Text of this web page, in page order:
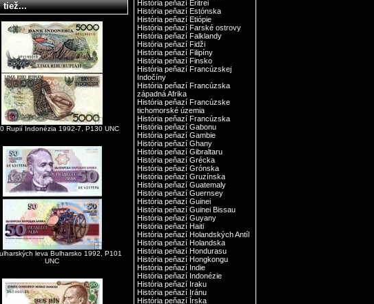
tiež...
Rupií Indonézia 1992-7, P130 UNC
leva Bulharsko 1992, P101
UNC
História peňazí Eritrei
História peňazí Estónska
História peňazí Etiópie
História peňazí Farské ostrovy
História peňazí Falklandy
História peňazí Fidži
História peňazí Filipíny
História peňazí Finsko
História peňazí Francúzskej
Indočíny
História peňazí Francúzska
západná Afrika
História peňazí Francúzske
tichomorské územia
História peňazí Francúzska
História peňazí Gabonu
História peňazí Gambie
História peňazí Ghany
História peňazí Gibraltaru
História peňazí Grécka
História peňazí Grónska
História peňazí Gruzínska
História peňazí Guatemaly
História peňazí Guernsey
História peňazí Guinei
História peňazí Guinei Bissau
História peňazí Guyany
História peňazí Haiti
História peňazí Holandských Antíl
História peňazí Holandska
História peňazí Hondurasu
História peňazí Hongkongu
História peňazí Indie
História peňazí Indonézie
História peňazí Iraku
História peňazí Iránu
História peňazí Írska